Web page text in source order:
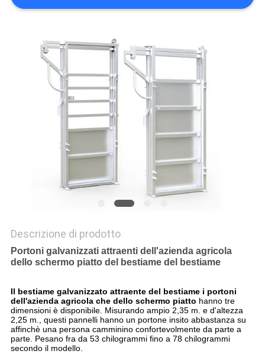
NORME
SULLA
PRIVACY
Descrizione di prodotto
Portoni galvanizzati attraenti dell'azienda agricola
dello schermo piatto del bestiame del bestiame
Il bestiame galvanizzato attraente del bestiame i portoni
dell'azienda agricola che dello schermo piatto hanno tre
dimensioni è disponibile. Misurando ampio 2,35 m. e d'altezza
2,25 m., questi pannelli hanno un portone insito abbastanza su
affinchè una persona camminino confortevolmente da parte a
parte. Pesano fra da 53 chilogrammi fino a 78 chilogrammi
secondo il modello.